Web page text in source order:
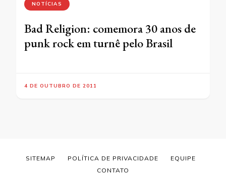
NOTÍCIAS
Bad Religion: comemora 30 anos de
punk rock em turnê pelo Brasil
4 DE OUTUBRO DE 2011
SITEMAP POLÍTICA DE PRIVACIDADE
EQUIPE
CONTATO